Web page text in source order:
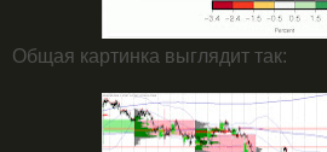
Общая картинка выглядит так: